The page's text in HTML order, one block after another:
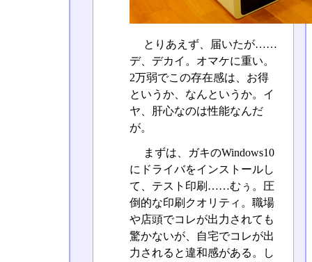
とりあえず、届いたが……
デ、デカイ。オマケに重い。
2万弱でこの存在感は、お得
というか、なんというか。イ
ヤ、肝心なのは性能なんだ
が。
まずは、ガキのWindows10
にドライバをインストールし
て、テスト印刷……むぅ。圧
倒的な印刷クオリティ。職場
や店頭でコレが出力されても
驚かないが、自宅でコレが出
力されると違和感がある。し